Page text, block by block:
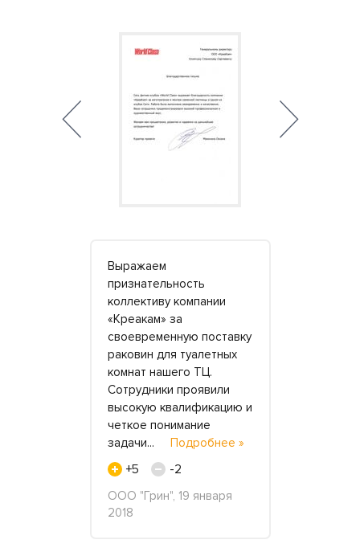
Выражаем
признательность
коллективу компании
«Креакам» за
своевременную поставку
раковин для туалетных
комнат нашего ТЦ.
Сотрудники проявили
высокую квалификацию и
четкое понимание
задачи... Подробнее »
+5
-2
ООО "Грин", 19 января
2018